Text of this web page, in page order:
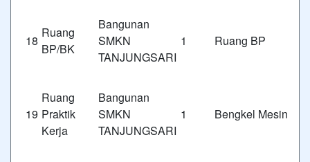
18
Ruang
BP/BK
Bangunan
SMKN 1
TANJUNGSARI
Ruang BP
19
Ruang
Praktik
Kerja
Bangunan
SMKN 1
TANJUNGSARI
Bengkel Mesin